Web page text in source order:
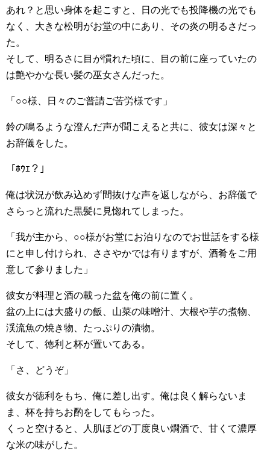
あれ？と思い身体を起こすと、日の光でも投降機の光でも
なく、大きな松明がお堂の中にあり、その炎の明るさだっ
た。
そして、明るさに目が慣れた頃に、目の前に座っていたの
は艶やかな長い髪の巫女さんだった。
「○○様、日々のご普請ご苦労様です」
鈴の鳴るような澄んだ声が聞こえると共に、彼女は深々と
お辞儀をした。
「ﾎｳｴ？」
俺は状況が飲み込めず間抜けな声を返しながら、お辞儀で
さらっと流れた黒髪に見惚れてしまった。
「我が主から、○○様がお堂にお泊りなのでお世話をする様
にと申し付けられ、ささやかでは有りますが、酒肴をご用
意して参りました」
彼女が料理と酒の載った盆を俺の前に置く。
盆の上には大盛りの飯、山菜の味噌汁、大根や芋の煮物、
渓流魚の焼き物、たっぷりの漬物。
そして、徳利と杯が置いてある。
「さ、どうぞ」
彼女が徳利をもち、俺に差し出す。俺は良く解らないま
ま、杯を持ちお酌をしてもらった。
くっと空けると、人肌ほどの丁度良い燗酒で、甘くて濃厚
な米の味がした。